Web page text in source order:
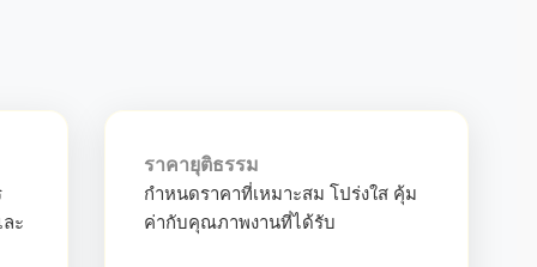
ะ
ราคายุติธรรม
กำหนดราคาที่เหมาะสม โปร่งใส คุ้ม
ค่ากับคุณภาพงานที่ได้รับ